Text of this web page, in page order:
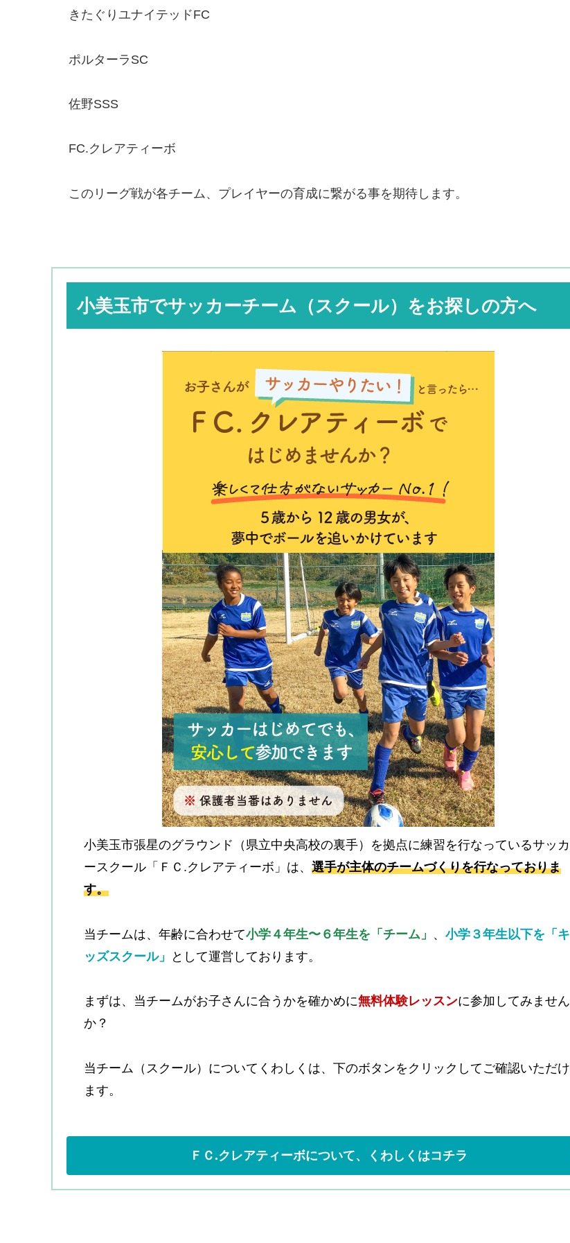
きたぐりユナイテッドFC
ポルターラSC
佐野SSS
FC.クレアティーボ
このリーグ戦が各チーム、プレイヤーの育成に繋がる事を期待します。
小美玉市でサッカーチーム（スクール）をお探しの方へ
小美玉市張星のグラウンド（県立中央高校の裏手）を拠点に練習を行なっているサッカ
ースクール「ＦＣ.クレアティーボ」は、 選手が主体のチームづくりを行なっておりま
す。
当チームは、年齢に合わせて小学４年生〜６年生を「チーム」 、 小学３年生以下を「キ
ッズスクール」
として運営しております。
まずは、当チームがお子さんに合うかを確かめに無料体験レッスンに参加してみません
か？
当チーム（スクール）についてくわしくは、下のボタンをクリックしてご確認いただけ
ます。
ＦＣ.クレアティーボについて、くわしくはコチラ